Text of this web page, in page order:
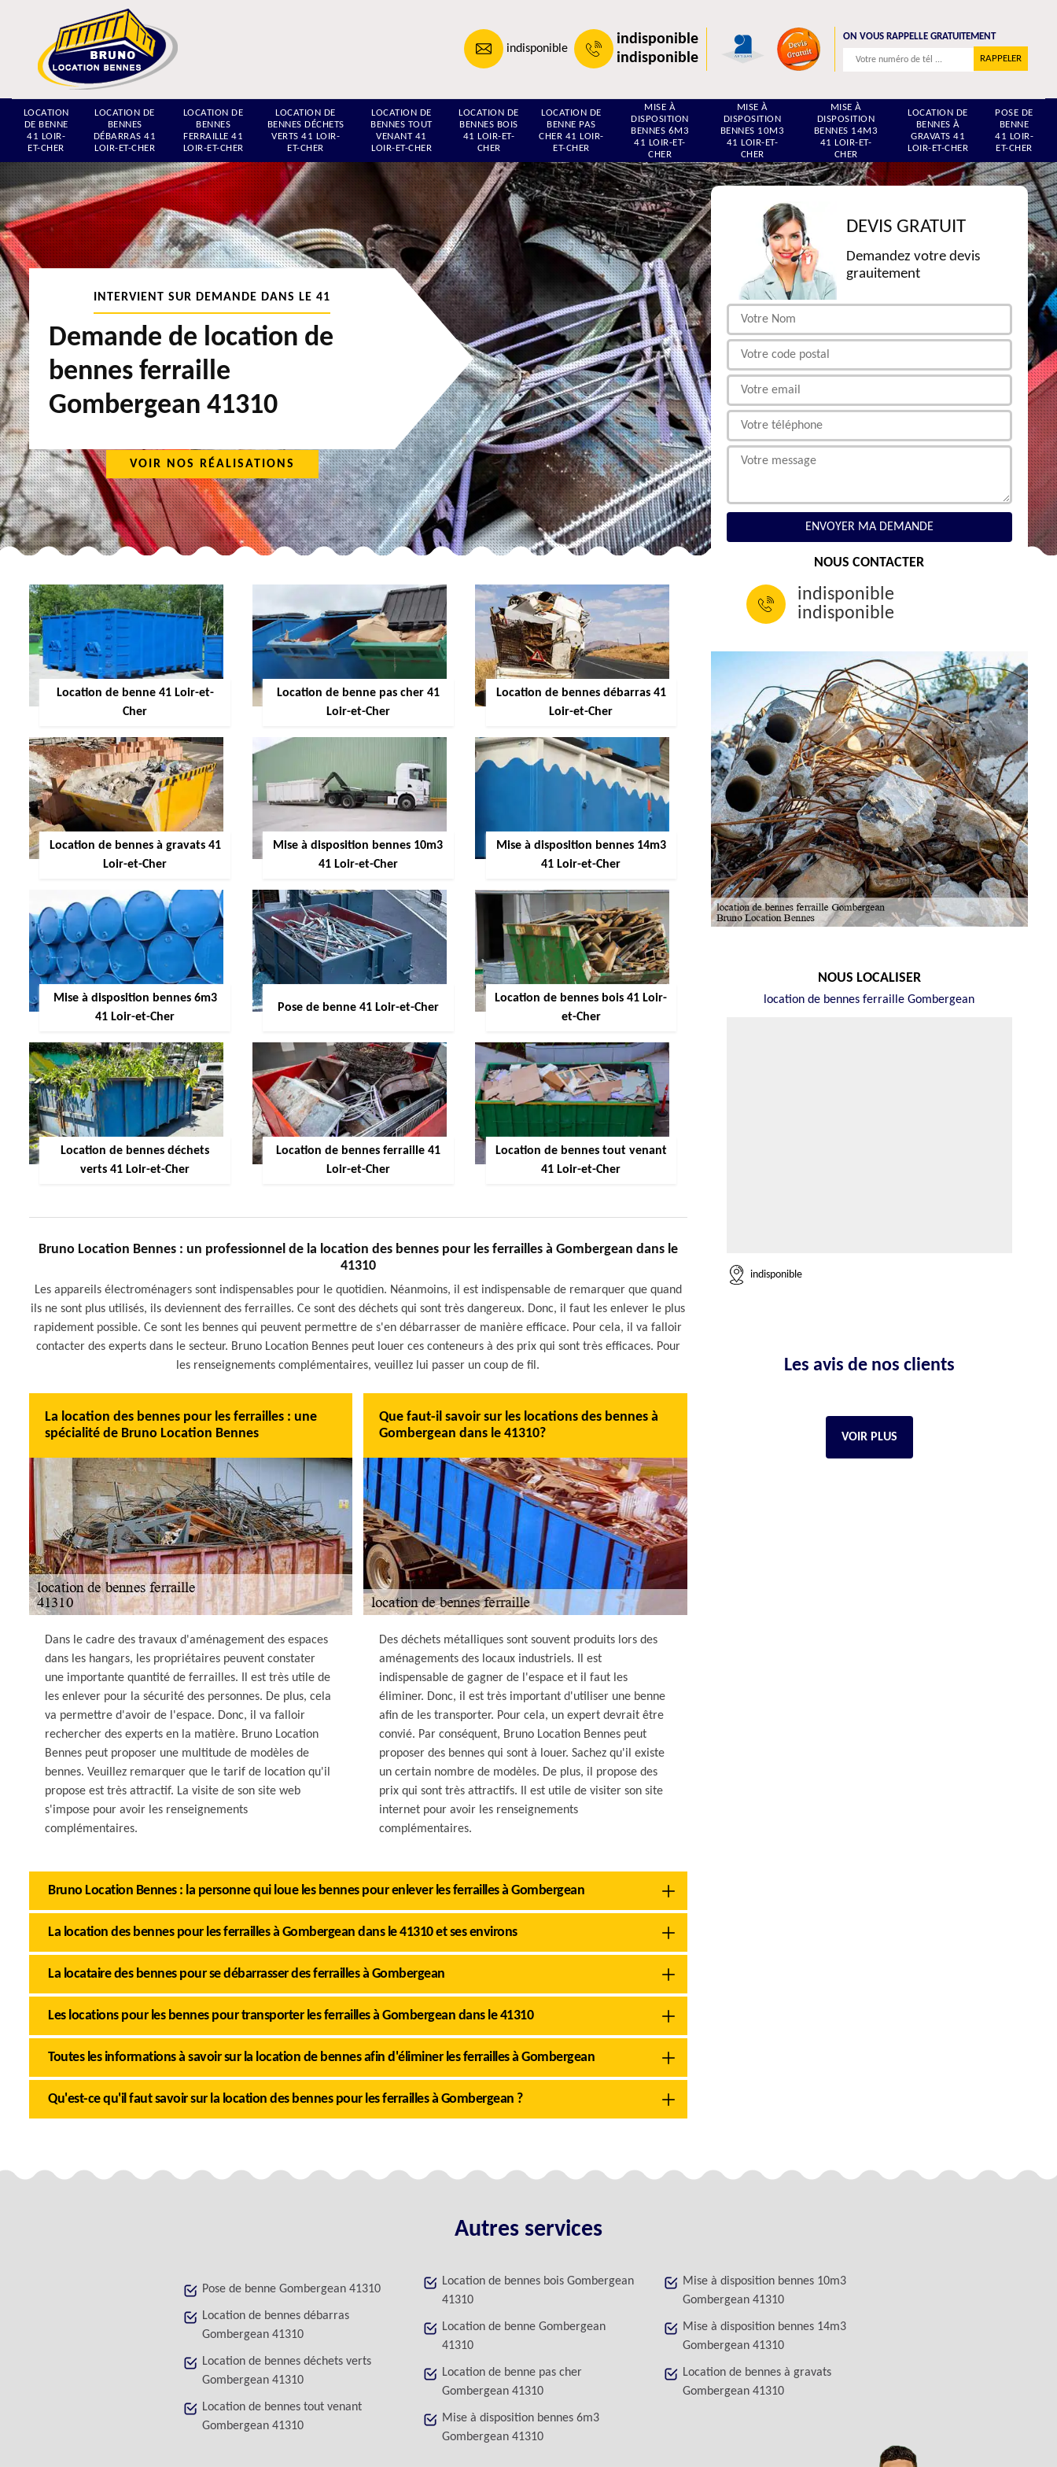
indisponible
indisponible
indisponible
ON VOUS RAPPELLE GRATUITEMENT
LOCATION
DE BENNE
41 LOIR-
ET-CHER
LOCATION DE
BENNES
DÉBARRAS 41
LOIR-ET-CHER
LOCATION DE
BENNES
FERRAILLE 41
LOIR-ET-CHER
LOCATION DE
BENNES DÉCHETS
VERTS 41 LOIR-
ET-CHER
LOCATION DE
BENNES TOUT
VENANT 41
LOIR-ET-CHER
LOCATION DE
BENNES BOIS
41 LOIR-ET-
CHER
LOCATION DE
BENNE PAS
CHER 41 LOIR-
ET-CHER
MISE À
DISPOSITION
BENNES 6M3
41 LOIR-ET-
CHER
MISE À
DISPOSITION
BENNES 10M3
41 LOIR-ET-
CHER
MISE À
DISPOSITION
BENNES 14M3
41 LOIR-ET-
CHER
LOCATION DE
BENNES À
GRAVATS 41
LOIR-ET-CHER
POSE DE
BENNE
41 LOIR-
ET-CHER
INTERVIENT SUR DEMANDE DANS LE 41
Demande de location de
bennes ferraille
Gombergean 41310
VOIR NOS RÉALISATIONS
Location de benne 41 Loir-et-
Cher
Location de benne pas cher 41
Loir-et-Cher
Location de bennes débarras 41
Loir-et-Cher
Location de bennes à gravats 41
Loir-et-Cher
Mise à disposition bennes 10m3
41 Loir-et-Cher
Mise à disposition bennes 14m3
41 Loir-et-Cher
Mise à disposition bennes 6m3
41 Loir-et-Cher
Pose de benne 41 Loir-et-Cher
Location de bennes bois 41 Loir-
et-Cher
Location de bennes déchets
verts 41 Loir-et-Cher
Location de bennes ferraille 41
Loir-et-Cher
Location de bennes tout venant
41 Loir-et-Cher
Bruno Location Bennes : un professionnel de la location des bennes pour les ferrailles à Gombergean dans le
41310
Les appareils électroménagers sont indispensables pour le quotidien. Néanmoins, il est indispensable de remarquer que quand
ils ne sont plus utilisés, ils deviennent des ferrailles. Ce sont des déchets qui sont très dangereux. Donc, il faut les enlever le plus
rapidement possible. Ce sont les bennes qui peuvent permettre de s'en débarrasser de manière efficace. Pour cela, il va falloir
contacter des experts dans le secteur. Bruno Location Bennes peut louer ces conteneurs à des prix qui sont très efficaces. Pour
les renseignements complémentaires, veuillez lui passer un coup de fil.
La location des bennes pour les ferrailles : une
spécialité de Bruno Location Bennes
Dans le cadre des travaux d'aménagement des espaces
dans les hangars, les propriétaires peuvent constater
une importante quantité de ferrailles. Il est très utile de
les enlever pour la sécurité des personnes. De plus, cela
va permettre d'avoir de l'espace. Donc, il va falloir
rechercher des experts en la matière. Bruno Location
Bennes peut proposer une multitude de modèles de
bennes. Veuillez remarquer que le tarif de location qu'il
propose est très attractif. La visite de son site web
s'impose pour avoir les renseignements
complémentaires.
Que faut-il savoir sur les locations des bennes à
Gombergean dans le 41310?
Des déchets métalliques sont souvent produits lors des
aménagements des locaux industriels. Il est
indispensable de gagner de l'espace et il faut les
éliminer. Donc, il est très important d'utiliser une benne
afin de les transporter. Pour cela, un expert devrait être
convié. Par conséquent, Bruno Location Bennes peut
proposer des bennes qui sont à louer. Sachez qu'il existe
un certain nombre de modèles. De plus, il propose des
prix qui sont très attractifs. Il est utile de visiter son site
internet pour avoir les renseignements
complémentaires.
Bruno Location Bennes : la personne qui loue les bennes pour enlever les ferrailles à Gombergean
La location des bennes pour les ferrailles à Gombergean dans le 41310 et ses environs
La locataire des bennes pour se débarrasser des ferrailles à Gombergean
Les locations pour les bennes pour transporter les ferrailles à Gombergean dans le 41310
Toutes les informations à savoir sur la location de bennes afin d'éliminer les ferrailles à Gombergean
Qu'est-ce qu'il faut savoir sur la location des bennes pour les ferrailles à Gombergean ?
DEVIS GRATUIT
Demandez votre devis
grauitement
NOUS CONTACTER
indisponible
indisponible
NOUS LOCALISER
location de bennes ferraille Gombergean
indisponible
Les avis de nos clients
VOIR PLUS
Autres services
Pose de benne Gombergean 41310
Location de bennes débarras
Gombergean 41310
Location de bennes déchets verts
Gombergean 41310
Location de bennes tout venant
Gombergean 41310
Location de bennes bois Gombergean
41310
Location de benne Gombergean
41310
Location de benne pas cher
Gombergean 41310
Mise à disposition bennes 6m3
Gombergean 41310
Mise à disposition bennes 10m3
Gombergean 41310
Mise à disposition bennes 14m3
Gombergean 41310
Location de bennes à gravats
Gombergean 41310